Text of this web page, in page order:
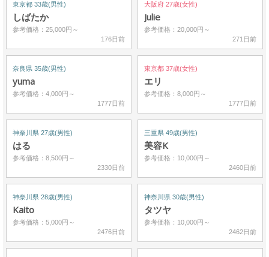
東京都 33歳(男性)
しばたか
参考価格：25,000円～
176日前
大阪府 27歳(女性)
Julie
参考価格：20,000円～
271日前
奈良県 35歳(男性)
yuma
参考価格：4,000円～
1777日前
東京都 37歳(女性)
エリ
参考価格：8,000円～
1777日前
神奈川県 27歳(男性)
はる
参考価格：8,500円～
2330日前
三重県 49歳(男性)
美容K
参考価格：10,000円～
2460日前
神奈川県 28歳(男性)
Kaito
参考価格：5,000円～
2476日前
神奈川県 30歳(男性)
タツヤ
参考価格：10,000円～
2462日前